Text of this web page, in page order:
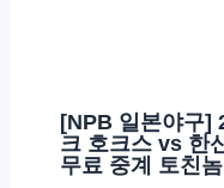
[NPB 일본야구]
크 호크스 vs 한
무료 중계 토친놈